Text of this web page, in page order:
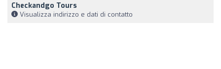
Checkandgo Tours
Visualizza indirizzo e dati di contatto